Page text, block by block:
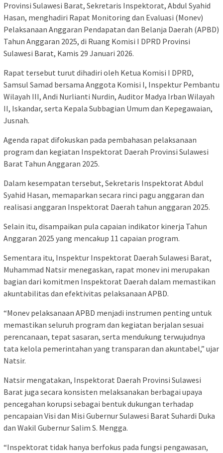
Provinsi Sulawesi Barat, Sekretaris Inspektorat, Abdul Syahid
Hasan, menghadiri Rapat Monitoring dan Evaluasi (Monev)
Pelaksanaan Anggaran Pendapatan dan Belanja Daerah (APBD)
Tahun Anggaran 2025, di Ruang Komisi I DPRD Provinsi
Sulawesi Barat, Kamis 29 Januari 2026.
Rapat tersebut turut dihadiri oleh Ketua Komisi I DPRD,
Samsul Samad bersama Anggota Komisi I, Inspektur Pembantu
Wilayah III, Andi Nurlianti Nurdin, Auditor Madya Irban Wilayah
II, Iskandar, serta Kepala Subbagian Umum dan Kepegawaian,
Jusnah.
Agenda rapat difokuskan pada pembahasan pelaksanaan
program dan kegiatan Inspektorat Daerah Provinsi Sulawesi
Barat Tahun Anggaran 2025.
Dalam kesempatan tersebut, Sekretaris Inspektorat Abdul
Syahid Hasan, memaparkan secara rinci pagu anggaran dan
realisasi anggaran Inspektorat Daerah tahun anggaran 2025.
Selain itu, disampaikan pula capaian indikator kinerja Tahun
Anggaran 2025 yang mencakup 11 capaian program.
Sementara itu, Inspektur Inspektorat Daerah Sulawesi Barat,
Muhammad Natsir menegaskan, rapat monev ini merupakan
bagian dari komitmen Inspektorat Daerah dalam memastikan
akuntabilitas dan efektivitas pelaksanaan APBD.
“Monev pelaksanaan APBD menjadi instrumen penting untuk
memastikan seluruh program dan kegiatan berjalan sesuai
perencanaan, tepat sasaran, serta mendukung terwujudnya
tata kelola pemerintahan yang transparan dan akuntabel,” ujar
Natsir.
Natsir mengatakan, Inspektorat Daerah Provinsi Sulawesi
Barat juga secara konsisten melaksanakan berbagai upaya
pencegahan korupsi sebagai bentuk dukungan terhadap
pencapaian Visi dan Misi Gubernur Sulawesi Barat Suhardi Duka
dan Wakil Gubernur Salim S. Mengga.
“Inspektorat tidak hanya berfokus pada fungsi pengawasan,